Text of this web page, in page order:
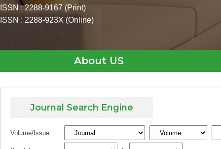
ISSN : 2288-9167 (Print)
ISSN : 2288-923X (Online)
About US
Journal Search Engine
Volume/Issue :